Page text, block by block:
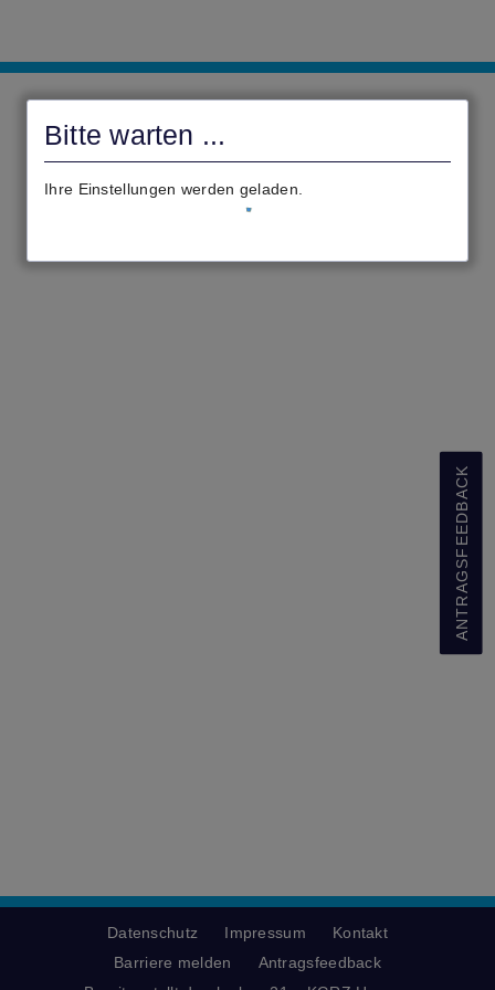
Bitte warten ...
Ihre Einstellungen werden geladen.
ANTRAGSFEEDBACK
Datenschutz Impressum
Kontakt
Barriere melden
Antragsfeedback